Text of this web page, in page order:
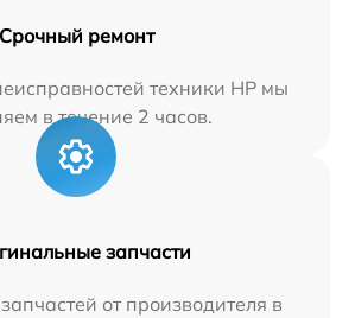
Срочный ремонт
техники HP мы
в течение 2 часов.
запчасти
от производителя в